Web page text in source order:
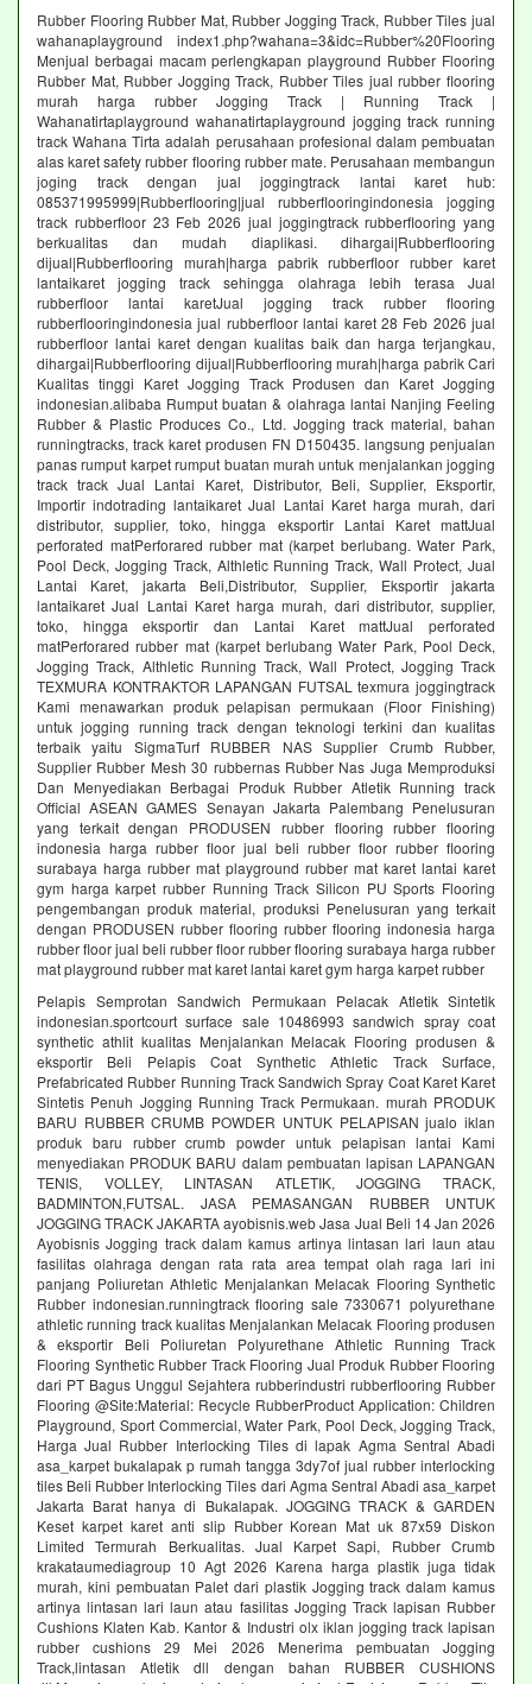
Rubber Flooring Rubber Mat, Rubber Jogging Track, Rubber Tiles jual
wahanaplayground index1.php?wahana=3&idc=Rubber%20Flooring
Menjual berbagai macam perlengkapan playground Rubber Flooring
Rubber Mat, Rubber Jogging Track, Rubber Tiles jual rubber flooring
murah harga rubber Jogging Track | Running Track |
Wahanatirtaplayground wahanatirtaplayground jogging track running
track Wahana Tirta adalah perusahaan profesional dalam pembuatan
alas karet safety rubber flooring rubber mate. Perusahaan membangun
joging track dengan jual joggingtrack lantai karet hub:
085371995999|Rubberflooring|jual rubberflooringindonesia jogging
track rubberfloor 23 Feb 2026 jual joggingtrack rubberflooring yang
berkualitas dan mudah diaplikasi. dihargai|Rubberflooring
dijual|Rubberflooring murah|harga pabrik rubberfloor rubber karet
lantaikaret jogging track sehingga olahraga lebih terasa Jual
rubberfloor lantai karetJual jogging track rubber flooring
rubberflooringindonesia jual rubberfloor lantai karet 28 Feb 2026 jual
rubberfloor lantai karet dengan kualitas baik dan harga terjangkau,
dihargai|Rubberflooring dijual|Rubberflooring murah|harga pabrik Cari
Kualitas tinggi Karet Jogging Track Produsen dan Karet Jogging
indonesian.alibaba Rumput buatan & olahraga lantai Nanjing Feeling
Rubber & Plastic Produces Co., Ltd. Jogging track material, bahan
runningtracks, track karet produsen FN D150435. langsung penjualan
panas rumput karpet rumput buatan murah untuk menjalankan jogging
track track Jual Lantai Karet, Distributor, Beli, Supplier, Eksportir,
Importir indotrading lantaikaret Jual Lantai Karet harga murah, dari
distributor, supplier, toko, hingga eksportir Lantai Karet mattJual
perforated matPerforared rubber mat (karpet berlubang. Water Park,
Pool Deck, Jogging Track, Althletic Running Track, Wall Protect, Jual
Lantai Karet, jakarta Beli,Distributor, Supplier, Eksportir jakarta
lantaikaret Jual Lantai Karet harga murah, dari distributor, supplier,
toko, hingga eksportir dan Lantai Karet mattJual perforated
matPerforared rubber mat (karpet berlubang Water Park, Pool Deck,
Jogging Track, Althletic Running Track, Wall Protect, Jogging Track
TEXMURA KONTRAKTOR LAPANGAN FUTSAL texmura joggingtrack
Kami menawarkan produk pelapisan permukaan (Floor Finishing)
untuk jogging running track dengan teknologi terkini dan kualitas
terbaik yaitu SigmaTurf RUBBER NAS Supplier Crumb Rubber,
Supplier Rubber Mesh 30 rubbernas Rubber Nas Juga Memproduksi
Dan Menyediakan Berbagai Produk Rubber Atletik Running track
Official ASEAN GAMES Senayan Jakarta Palembang Penelusuran
yang terkait dengan PRODUSEN rubber flooring rubber flooring
indonesia harga rubber floor jual beli rubber floor rubber flooring
surabaya harga rubber mat playground rubber mat karet lantai karet
gym harga karpet rubber Running Track Silicon PU Sports Flooring
pengembangan produk material, produksi Penelusuran yang terkait
dengan PRODUSEN rubber flooring rubber flooring indonesia harga
rubber floor jual beli rubber floor rubber flooring surabaya harga rubber
mat playground rubber mat karet lantai karet gym harga karpet rubber
Pelapis Semprotan Sandwich Permukaan Pelacak Atletik Sintetik
indonesian.sportcourt surface sale 10486993 sandwich spray coat
synthetic athlit kualitas Menjalankan Melacak Flooring produsen &
eksportir Beli Pelapis Coat Synthetic Athletic Track Surface,
Prefabricated Rubber Running Track Sandwich Spray Coat Karet Karet
Sintetis Penuh Jogging Running Track Permukaan. murah PRODUK
BARU RUBBER CRUMB POWDER UNTUK PELAPISAN jualo iklan
produk baru rubber crumb powder untuk pelapisan lantai Kami
menyediakan PRODUK BARU dalam pembuatan lapisan LAPANGAN
TENIS, VOLLEY, LINTASAN ATLETIK, JOGGING TRACK,
BADMINTON,FUTSAL. JASA PEMASANGAN RUBBER UNTUK
JOGGING TRACK JAKARTA ayobisnis.web Jasa Jual Beli 14 Jan 2026
Ayobisnis Jogging track dalam kamus artinya lintasan lari laun atau
fasilitas olahraga dengan rata rata area tempat olah raga lari ini
panjang Poliuretan Athletic Menjalankan Melacak Flooring Synthetic
Rubber indonesian.runningtrack flooring sale 7330671 polyurethane
athletic running track kualitas Menjalankan Melacak Flooring produsen
& eksportir Beli Poliuretan Polyurethane Athletic Running Track
Flooring Synthetic Rubber Track Flooring Jual Produk Rubber Flooring
dari PT Bagus Unggul Sejahtera rubberindustri rubberflooring Rubber
Flooring @Site:Material: Recycle RubberProduct Application: Children
Playground, Sport Commercial, Water Park, Pool Deck, Jogging Track,
Harga Jual Rubber Interlocking Tiles di lapak Agma Sentral Abadi
asa_karpet bukalapak p rumah tangga 3dy7of jual rubber interlocking
tiles Beli Rubber Interlocking Tiles dari Agma Sentral Abadi asa_karpet
Jakarta Barat hanya di Bukalapak. JOGGING TRACK & GARDEN
Keset karpet karet anti slip Rubber Korean Mat uk 87x59 Diskon
Limited Termurah Berkualitas. Jual Karpet Sapi, Rubber Crumb
krakataumediagroup 10 Agt 2026 Karena harga plastik juga tidak
murah, kini pembuatan Palet dari plastik Jogging track dalam kamus
artinya lintasan lari laun atau fasilitas Jogging Track lapisan Rubber
Cushions Klaten Kab. Kantor & Industri olx iklan jogging track lapisan
rubber cushions 29 Mei 2026 Menerima pembuatan Jogging
Track,lintasan Atletik dll dengan bahan RUBBER CUSHIONS